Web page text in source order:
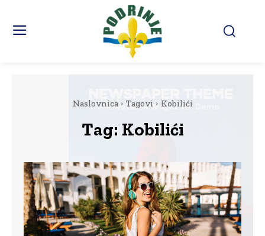
Naslovnica Tagovi Kobilići
Tag: Kobilići